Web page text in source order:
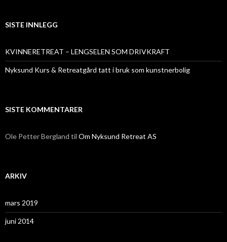
SISTE INNLEGG
KVINNERETREAT – LENGSELEN SOM DRIVKRAFT
Nyksund Kurs & Retreatgård tatt i bruk som kunstnerbolig
SISTE KOMMENTARER
Ole Petter Bergland til Om Nyksund Retreat AS
ARKIV
mars 2019
juni 2014